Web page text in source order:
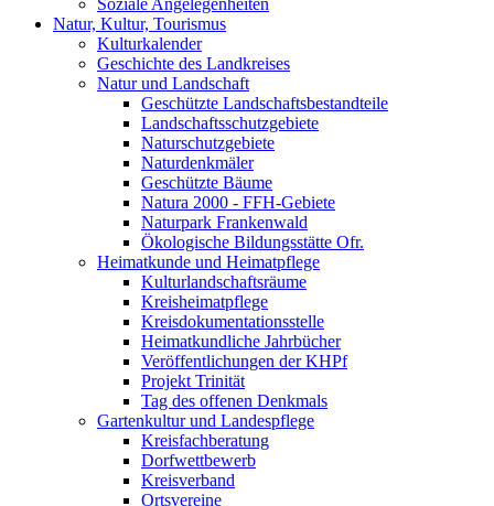
Soziale Angelegenheiten
Natur, Kultur, Tourismus
Kulturkalender
Geschichte des Landkreises
Natur und Landschaft
Geschützte Landschaftsbestandteile
Landschaftsschutzgebiete
Naturschutzgebiete
Naturdenkmäler
Geschützte Bäume
Natura 2000 - FFH-Gebiete
Naturpark Frankenwald
Ökologische Bildungsstätte Ofr.
Heimatkunde und Heimatpflege
Kulturlandschaftsräume
Kreisheimatpflege
Kreisdokumentationsstelle
Heimatkundliche Jahrbücher
Veröffentlichungen der KHPf
Projekt Trinität
Tag des offenen Denkmals
Gartenkultur und Landespflege
Kreisfachberatung
Dorfwettbewerb
Kreisverband
Ortsvereine